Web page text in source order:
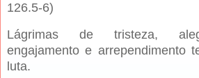
126.5-6)
Lágrimas de tristeza,
engajamento e arrependimento
luta.